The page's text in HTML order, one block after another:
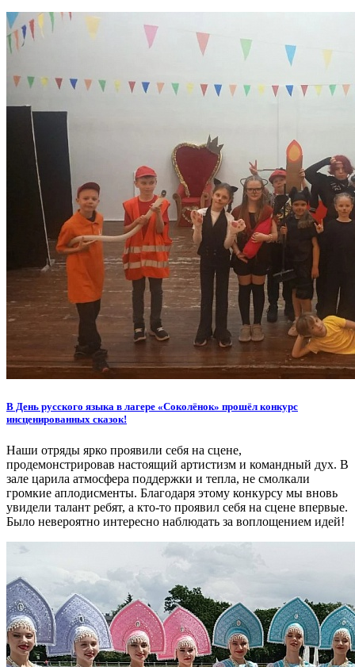
В День русского языка в лагере «Соколёнок» прошёл конкурс
инсценированных сказок!
Наши отряды ярко проявили себя на сцене,
продемонстрировав настоящий артистизм и командный дух. В
зале царила атмосфера поддержки и тепла, не смолкали
громкие аплодисменты. Благодаря этому конкурсу мы вновь
увидели талант ребят, а кто-то проявил себя на сцене впервые.
Было невероятно интересно наблюдать за воплощением идей!